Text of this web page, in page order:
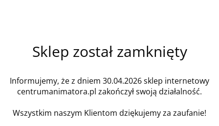
Sklep został zamknięty
Informujemy, że z dniem 30.04.2026 sklep internetowy
centrumanimatora.pl zakończył swoją działalność.
Wszystkim naszym Klientom dziękujemy za zaufanie!